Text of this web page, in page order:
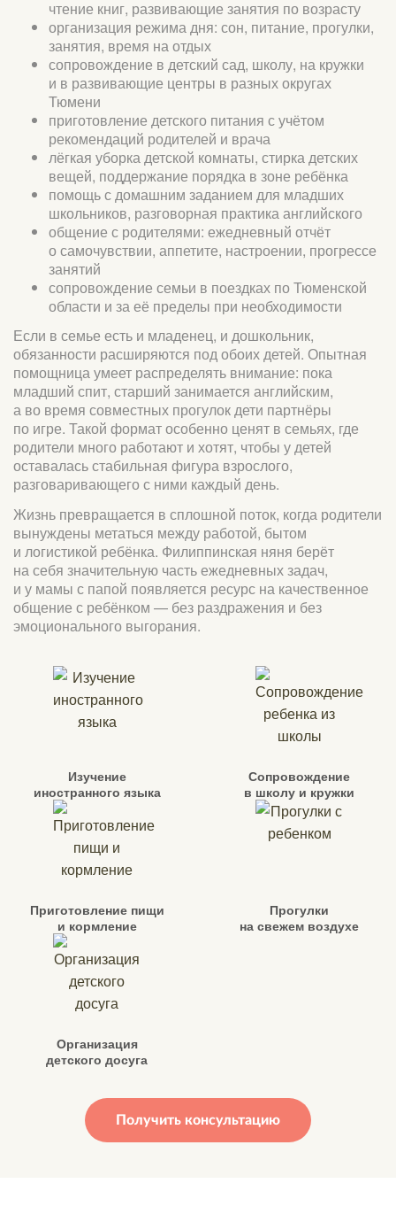
чтение книг, развивающие занятия по возрасту
организация режима дня: сон, питание, прогулки,
занятия, время на отдых
сопровождение в детский сад, школу, на кружки
и в развивающие центры в разных округах
Тюмени
приготовление детского питания с учётом
рекомендаций родителей и врача
лёгкая уборка детской комнаты, стирка детских
вещей, поддержание порядка в зоне ребёнка
помощь с домашним заданием для младших
школьников, разговорная практика английского
общение с родителями: ежедневный отчёт
о самочувствии, аппетите, настроении, прогрессе
занятий
сопровождение семьи в поездках по Тюменской
области и за её пределы при необходимости
Если в семье есть и младенец, и дошкольник,
обязанности расширяются под обоих детей. Опытная
помощница умеет распределять внимание: пока
младший спит, старший занимается английским,
а во время совместных прогулок дети партнёры
по игре. Такой формат особенно ценят в семьях, где
родители много работают и хотят, чтобы у детей
оставалась стабильная фигура взрослого,
разговаривающего с ними каждый день.
Жизнь превращается в сплошной поток, когда родители
вынуждены метаться между работой, бытом
и логистикой ребёнка. Филиппинская няня берёт
на себя значительную часть ежедневных задач,
и у мамы с папой появляется ресурс на качественное
общение с ребёнком — без раздражения и без
эмоционального выгорания.
Изучение
иностранного языка
Сопровождение
в школу и кружки
Приготовление пищи
и кормление
Прогулки
на свежем воздухе
Организация
детского досуга
Получить консультацию